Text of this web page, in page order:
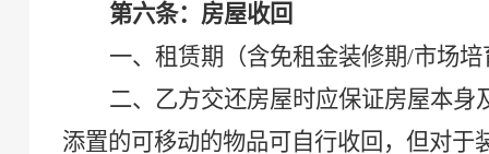
第六条：房屋收回
一、租赁期 （含免租金装修期/市场培
二、乙方交还房屋时应保证房屋本
添置的可移动的物品可自行收回，但对